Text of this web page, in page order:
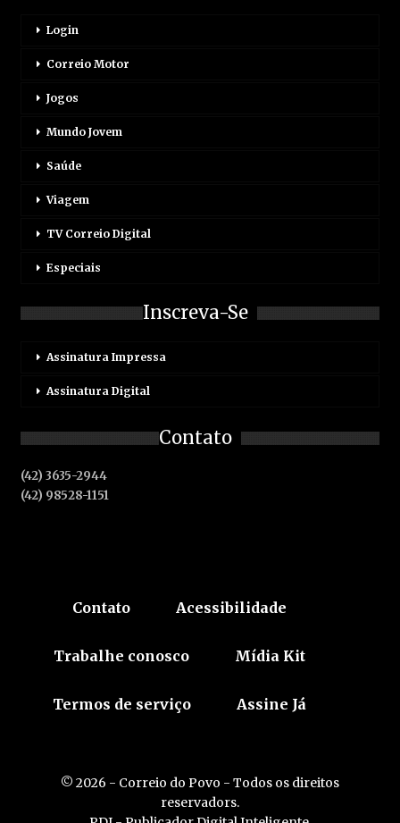
Login
Correio Motor
Jogos
Mundo Jovem
Saúde
Viagem
TV Correio Digital
Especiais
Inscreva-Se
Assinatura Impressa
Assinatura Digital
Contato
(42) 3635-2944
(42) 98528-1151
Contato Acessibilidade
Trabalhe conosco Mídia Kit
Termos de serviço Assine Já
© 2026 - Correio do Povo - Todos os direitos
reservadors.